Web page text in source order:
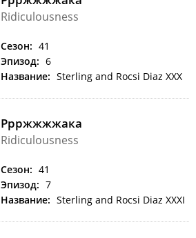
Ridiculousness
Сезон: 41
Эпизод: 6
Название: Sterling and Rocsi Diaz XXX
Ррржжжжака
Ridiculousness
Сезон: 41
Эпизод: 7
Название: Sterling and Rocsi Diaz XXXI